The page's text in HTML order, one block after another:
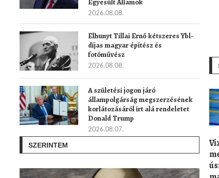
Egyesült Államok
2026.08.08.
Elhunyt Tillai Ernő kétszeres Ybl-
díjas magyar építész és
fotóművész
2026.08.08.
A születési jogon járó
állampolgárság megszerzésének
korlátozásáról írt alá rendeletet
Donald Trump
2026.08.07.
SZERINTEM